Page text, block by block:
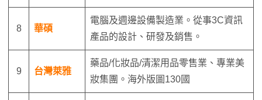
8 華碩
電腦及週邊設備製造業。從事3C資訊
產品的設計、研發及銷售。
9 台灣萊雅
藥品/化妝品/清潔用品零售業、專業美
妝集團。海外版圖130國